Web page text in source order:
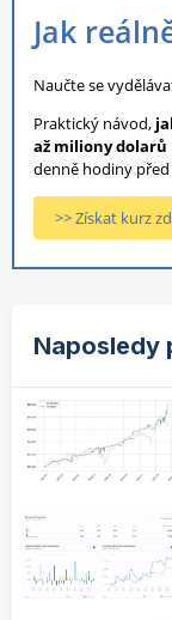
Jak
Naučte se
Praktický návod,
až miliony dolarů
denně hodiny před
>> Získat kurz
Naposledy